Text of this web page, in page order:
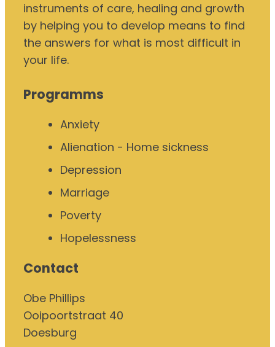
instruments of care, healing and growth
by helping you to develop means to find
the answers for what is most difficult in
your life.
Programms
Anxiety
Alienation - Home sickness
Depression
Marriage
Poverty
Hopelessness
Contact
Obe Phillips
Ooipoortstraat 40
Doesburg